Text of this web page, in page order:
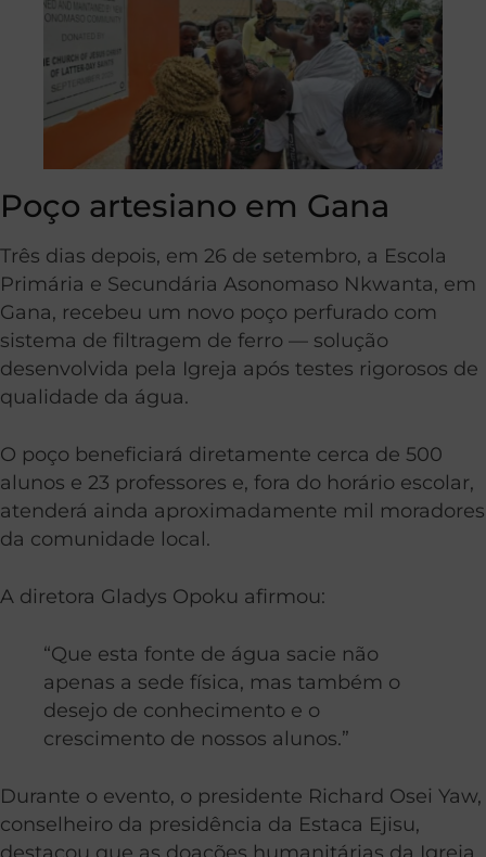
Poço artesiano em Gana
Três dias depois, em 26 de setembro, a Escola
Primária e Secundária Asonomaso Nkwanta, em
Gana, recebeu um novo poço perfurado com
sistema de filtragem de ferro — solução
desenvolvida pela Igreja após testes rigorosos de
qualidade da água.
O poço beneficiará diretamente cerca de 500
alunos e 23 professores e, fora do horário escolar,
atenderá ainda aproximadamente mil moradores
da comunidade local.
A diretora Gladys Opoku afirmou:
“Que esta fonte de água sacie não
apenas a sede física, mas também o
desejo de conhecimento e o
crescimento de nossos alunos.”
Durante o evento, o presidente Richard Osei Yaw,
conselheiro da presidência da Estaca Ejisu,
destacou que as doações humanitárias da Igreja